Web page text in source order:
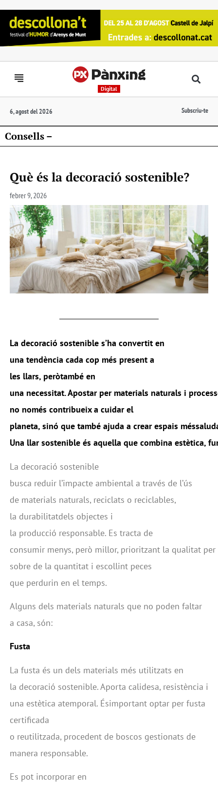
Digital
6, agost del 2026 Subscriu-te
Consells –
Què és la decoració sostenible?
febrer 9, 2026
La decoració sostenible s’ha convertit en
una tendència cada cop més present a
les llars, peròtambé en
una necessitat.Apostarper materials naturals i
no només contribueixa cuidarel
planeta, sinó que també ajuda a crear espais més
Una llar sostenible és aquella que combina estètica,
La decoració sostenible
busca reduir l’impacte ambiental a través de l’ús
de materials naturals, reciclats o reciclables,
la durabilitatdels objectes i
la producció responsable. Es tracta de
consumir menys, però millor, prioritzant la qualitat per
sobre de la quantitat i escollint peces
que perdurin en el temps.
Alguns dels materials naturals que no poden faltar
a casa, són:
Fusta
La fusta és un dels materials més utilitzats en
la decoració sostenible. Aporta calidesa, resistència i
una estètica atemporal. Ésimportant optar per fusta
certificada
o reutilitzada, procedent de boscos gestionats de
manera responsable.
Es pot incorporar en